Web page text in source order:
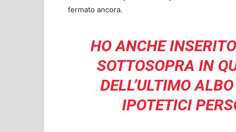
fermato ancora.
HO ANCHE
SOTTOSOPRA IN
DELL’ULTIMO
IPOTETICI